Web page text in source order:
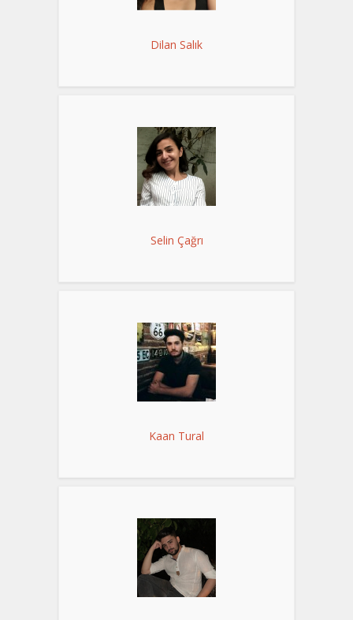
Dilan Salık
Selin Çağrı
Kaan Tural